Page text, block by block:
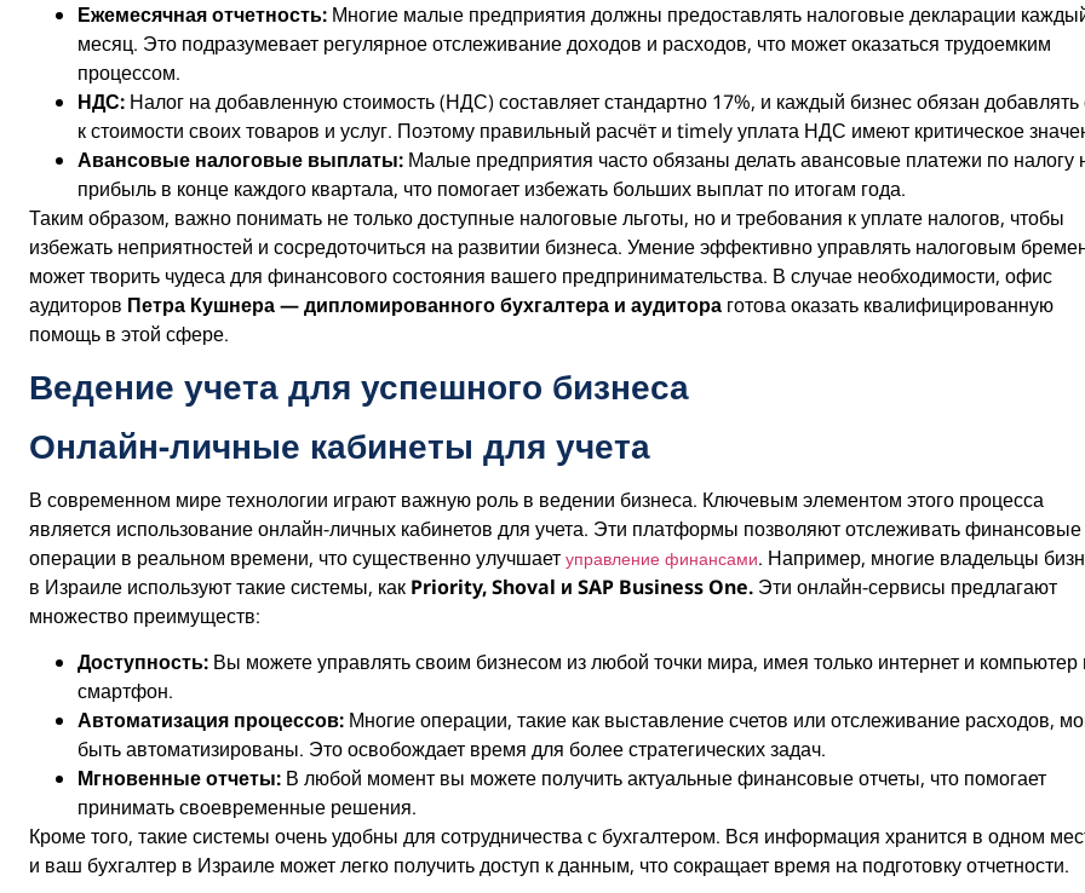
Ежемесячная отчетность: Многие малые предприятия должны предоставлять налоговые декларации
месяц. Это подразумевает регулярное отслеживание доходов и расходов, что может оказаться трудоемким
процессом.
НДС: Налог на добавленную стоимость (НДС) составляет стандартно 17%, и каждый бизнес обязан добавлять
к стоимости своих товаров и услуг. Поэтому правильный расчёт и timely уплата НДС имеют критическое
Авансовые налоговые выплаты: Малые предприятия часто обязаны делать авансовые платежи по налогу
прибыль в конце каждого квартала, что помогает избежать больших выплат по итогам года.
Таким образом, важно понимать не только доступные налоговые льготы, но и требования к уплате налогов, чтобы
избежать неприятностей и сосредоточиться на развитии бизнеса. Умение эффективно управлять налоговым
может творить чудеса для финансового состояния вашего предпринимательства. В случае необходимости, офис
аудиторов Петра Кушнера — дипломированного бухгалтера и аудитора готова оказать квалифицированную
помощь в этой сфере.
Ведение учета для успешного бизнеса
Онлайн-личные кабинеты для учета
В современном мире технологии играют важную роль в ведении бизнеса. Ключевым элементом этого процесса
является использование онлайн-личных кабинетов для учета. Эти платформы позволяют отслеживать финансовые
операции в реальном времени, что существенно улучшает управление финансами. Например, многие владельцы
в Израиле используют такие системы, как Priority, Shoval и SAP Business One. Эти онлайн-сервисы предлагают
множество преимуществ:
Доступность: Вы можете управлять своим бизнесом из любой точки мира, имея только интернет и компьютер
смартфон.
Автоматизация процессов: Многие операции, такие как выставление счетов или отслеживание расходов,
быть автоматизированы. Это освобождает время для более стратегических задач.
Мгновенные отчеты: В любой момент вы можете получить актуальные финансовые отчеты, что помогает
принимать своевременные решения.
Кроме того, такие системы очень удобны для сотрудничества с бухгалтером. Вся информация хранится в одном
и ваш бухгалтер в Израиле может легко получить доступ к данным, что сокращает время на подготовку отчетности.